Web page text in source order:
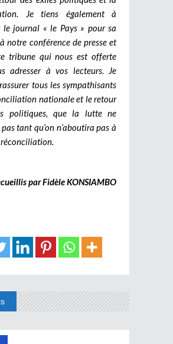
Je tiens également à
le journal « le Pays » pour sa
notre conférence de presse et
tribune qui nous est offerte
adresser à vos lecteurs. Je
tous les sympathisants
nationale et le retour
politiques, que la lutte ne
pas tant qu’on n’aboutira pas à
par Fidèle KONSIAMBO